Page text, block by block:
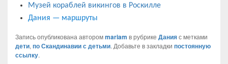
Музей кораблей викингов в Роскилле
Дания — маршруты
Запись опубликована авторомmariam в рубрике Данияс метками
дети, по Скандинавии с детьми. Добавьте в закладки постоянную
ссылку.